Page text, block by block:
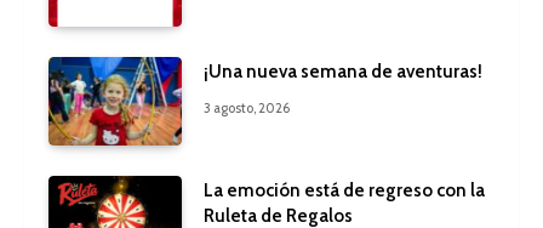
¡Una nueva semana de aventuras!
3 agosto, 2026
La emoción está de regreso con la
Ruleta de Regalos